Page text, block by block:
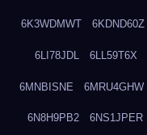
6K3WDMWT 6KDND60Z
6LI78JDL 6LL59T6X
6MNBISNE 6MRU4GHW
6N8H9PB2 6NS1JPER